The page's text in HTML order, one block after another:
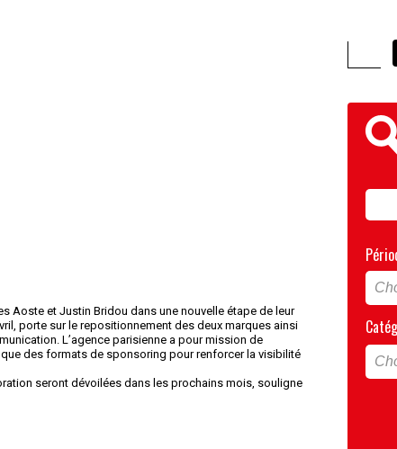
Aoste et Justin Bridou dans une nouvelle étape de leur
porte sur le repositionnement des deux marques ainsi
L’agence parisienne a pour mission de
des formats de sponsoring pour renforcer la visibilité
seront dévoilées dans les prochains mois, souligne